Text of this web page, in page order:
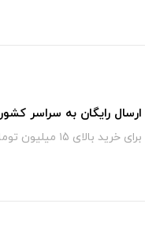
ارسال رایگان به سراسر کشور
برای خرید بالای ۱5 میلیون تومان